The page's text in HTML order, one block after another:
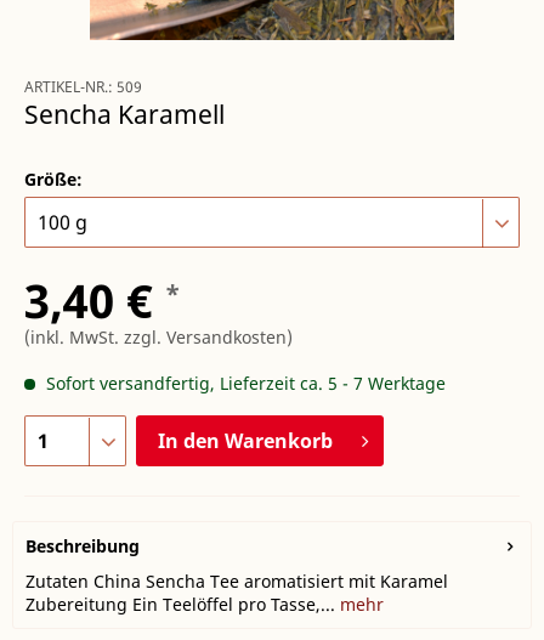
ARTIKEL-NR.: 509
Sencha Karamell
Größe:
3,40 € *
(inkl. MwSt. zzgl. Versandkosten)
Sofort versandfertig, Lieferzeit ca. 5 - 7 Werktage
In den Warenkorb
Beschreibung
Zutaten China Sencha Tee aromatisiert mit Karamel
Zubereitung Ein Teelöffel pro Tasse,... mehr